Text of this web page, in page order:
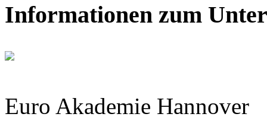
Informationen zum
Euro Akademie Hannover